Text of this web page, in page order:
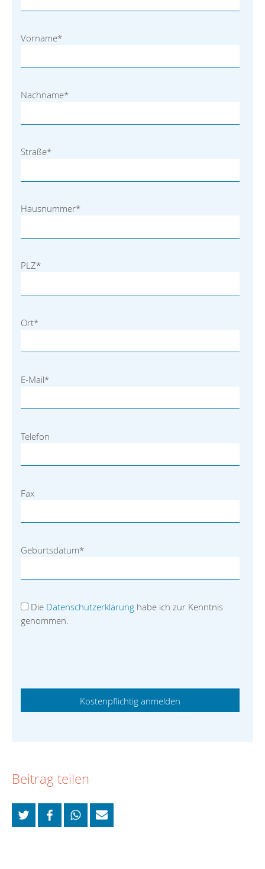
Vorname*
Nachname*
Straße*
Hausnummer*
PLZ*
Ort*
E-Mail*
Telefon
Fax
Geburtsdatum*
Die Datenschutzerklärung habe ich zur Kenntnis
genommen.
Beitrag teilen